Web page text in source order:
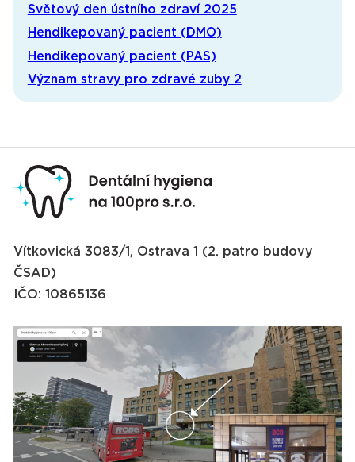
Světový den ústního zdraví 2025
Hendikepovaný pacient (DMO)
Hendikepovaný pacient (PAS)
Význam stravy pro zdravé zuby 2
Vítkovická 3083/1, Ostrava 1 (2. patro budovy
ČSAD)
IČO: 10865136